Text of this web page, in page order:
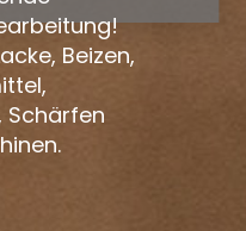
Beizen,
Schärfen